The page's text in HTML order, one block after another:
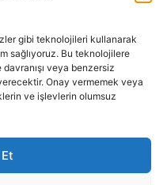
gibi teknolojileri kullanarak
sağlıyoruz. Bu teknolojilere
veya benzersiz
Onay vermemek veya
ve işlevlerin olumsuz
metini, resim ve benzeri
A.Ş.'ye aittir. Hiçbir şekilde
kaynak gösterilse bile izin